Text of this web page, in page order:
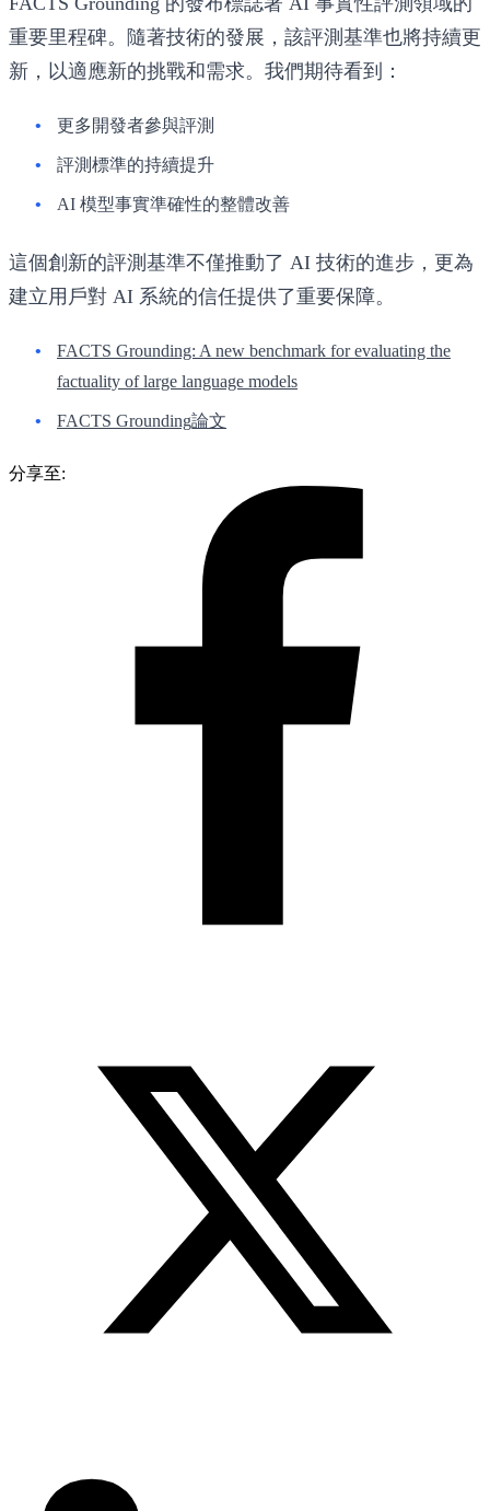
重要里程碑。隨著技術的發展，該評測基準也將持續更
新，以適應新的挑戰和需求。我們期待看到：
更多開發者參與評測
評測標準的持續提升
AI 模型事實準確性的整體改善
這個創新的評測基準不僅推動了 AI 技術的進步，更為
建立用戶對 AI 系統的信任提供了重要保障。
FACTS Grounding: A new benchmark for evaluating the
factuality of large language models
FACTS Grounding論文
分享至: